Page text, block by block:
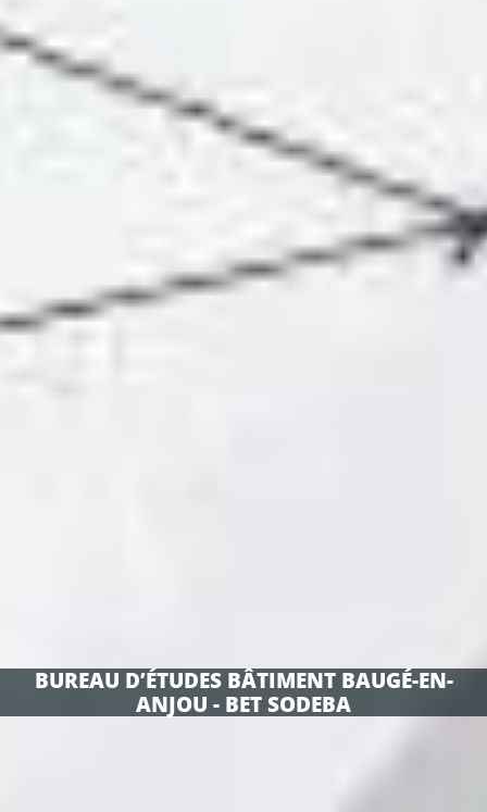
BUREAU D’ÉTUDES BÂTIMENT BAUGÉ-EN-
ANJOU - BET SODEBA